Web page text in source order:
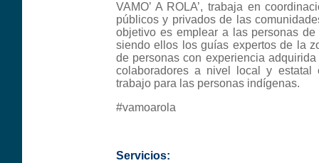
VAMO’ A ROLA’, trabaja en
públicos y privados de las
objetivo es emplear a las personas
siendo ellos los guías expertos de la
de personas con experiencia
colaboradores a nivel local y estatal
trabajo para las personas indígenas.
#vamoarola
Servicios: